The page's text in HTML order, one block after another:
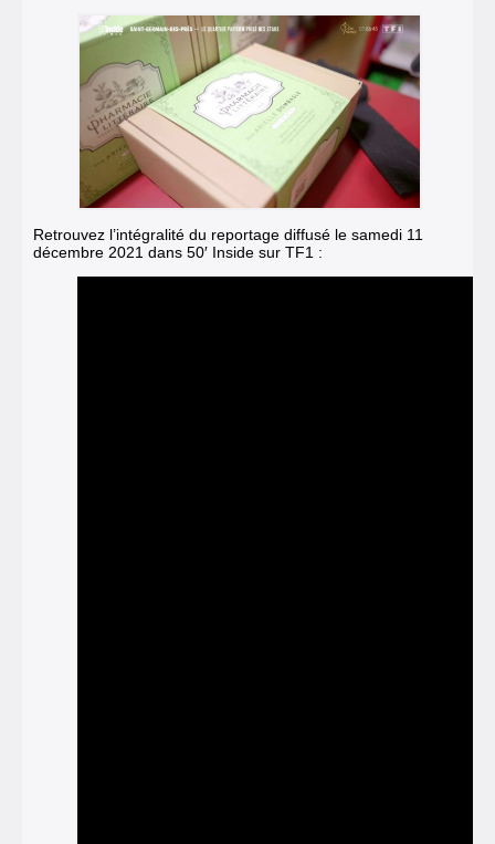
Retrouvez l’intégralité du reportage diffusé le samedi 11
décembre 2021 dans 50′ Inside sur TF1 :